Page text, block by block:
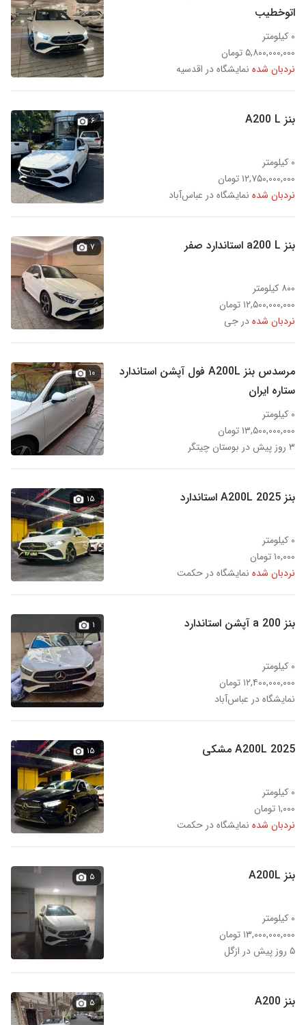
اتوخطیب
۰ کیلومتر
۵,۸۰۰,۰۰۰,۰۰۰ تومان
نردبان شده نمایشگاه در اقدسیه
بنز A200 L
۰ کیلومتر
۱۲,۷۵۰,۰۰۰,۰۰۰ تومان
نردبان شده نمایشگاه در عباس‌آباد
۶
بنز a200 L استاندارد صفر
۸۰۰ کیلومتر
۱۲,۵۰۰,۰۰۰,۰۰۰ تومان
نردبان شدهدر جی
۷
مرسدس بنز A200L فول آپشن استاندارد
ستاره ایران
۰ کیلومتر
۱۳,۵۰۰,۰۰۰,۰۰۰ تومان
۳ روز پیش در بوستان چیتگر
۱۰
بنز A200L 2025 استاندارد
۰ کیلومتر
۱۰,۰۰۰ تومان
نردبان شده نمایشگاه در حکمت
۱۵
بنز a 200 آپشن استاندارد
۰ کیلومتر
۱۲,۴۰۰,۰۰۰,۰۰۰ تومان
نمایشگاه در عباس‌آباد
۱
A200L 2025 مشکی
۰ کیلومتر
۱,۰۰۰ تومان
نردبان شده نمایشگاه در حکمت
۱۵
بنز A200L
۰ کیلومتر
۱۳,۰۰۰,۰۰۰,۰۰۰ تومان
۵ روز پیش در ازگل
۵
بنز A200 ۵